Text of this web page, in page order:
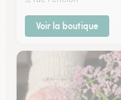
Voir la boutique